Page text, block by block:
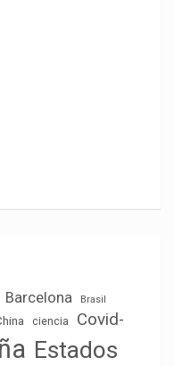
Barcelona
Brasil
ciencia
Covid-
Estados